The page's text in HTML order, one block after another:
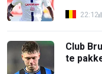
22:12
Club
te